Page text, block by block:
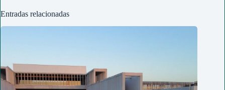
Entradas relacionadas